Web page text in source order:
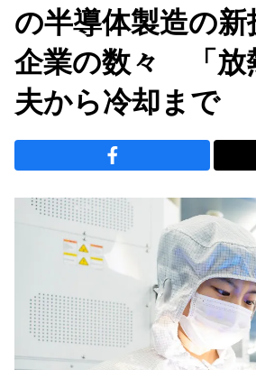
の半導体製造の
企業の数々 「放
夫から冷却まで